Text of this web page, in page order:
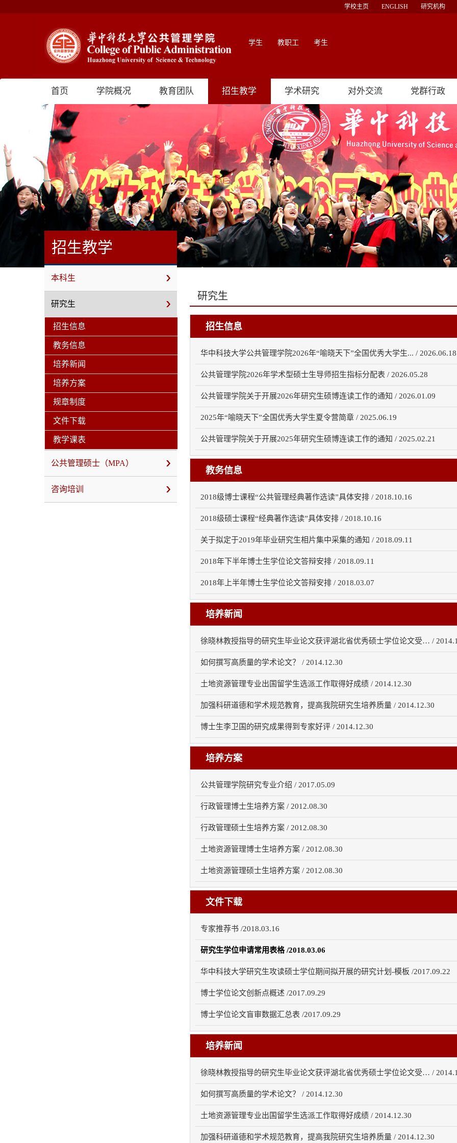
学校主页 ENGLISH 研究机构
学生 教职工 考生
首页 学院概况 教育团队 招生教学 学术研究 对外交流 党群行政
招生教学
本科生
研究生
招生信息
教务信息
培养新闻
培养方案
规章制度
文件下载
教学课表
公共管理硕士（MPA）
咨询培训
研究生
招生信息
华中科技大学公共管理学院2026年“喻晓天下”全国优秀大学生... / 2026.06.18
公共管理学院2026年学术型硕士生导师招生指标分配表 / 2026.05.28
公共管理学院关于开展2026年研究生硕博连读工作的通知 / 2026.01.09
2025年“喻晓天下”全国优秀大学生夏令营简章 / 2025.06.19
公共管理学院关于开展2025年研究生硕博连读工作的通知 / 2025.02.21
教务信息
2018级博士课程“公共管理经典著作选读”具体安排 / 2018.10.16
2018级硕士课程“经典著作选读”具体安排 / 2018.10.16
关于拟定于2019年毕业研究生相片集中采集的通知 / 2018.09.11
2018年下半年博士生学位论文答辩安排 / 2018.09.11
2018年上半年博士生学位论文答辩安排 / 2018.03.07
培养新闻
徐晓林教授指导的研究生毕业论文获评湖北省优秀硕士学位论文受… /
如何撰写高质量的学术论文？ / 2014.12.30
土地资源管理专业出国留学生选派工作取得好成绩 / 2014.12.30
加强科研道德和学术规范教育，提高我院研究生培养质量 / 2014.12.30
博士生李卫国的研究成果得到专家好评 / 2014.12.30
培养方案
公共管理学院研究专业介绍 / 2017.05.09
行政管理博士生培养方案 / 2012.08.30
行政管理硕士生培养方案 / 2012.08.30
土地资源管理博士生培养方案 / 2012.08.30
土地资源管理硕士生培养方案 / 2012.08.30
文件下载
专家推荐书 /2018.03.16
研究生学位申请常用表格 /2018.03.06
华中科技大学研究生攻读硕士学位期间拟开展的研究计划-模板 /2017.09.22
博士学位论文创新点概述 /2017.09.29
博士学位论文盲审数据汇总表 /2017.09.29
培养新闻
徐晓林教授指导的研究生毕业论文获评湖北省优秀硕士学位论文受… /
如何撰写高质量的学术论文？ / 2014.12.30
土地资源管理专业出国留学生选派工作取得好成绩 / 2014.12.30
加强科研道德和学术规范教育，提高我院研究生培养质量 / 2014.12.30